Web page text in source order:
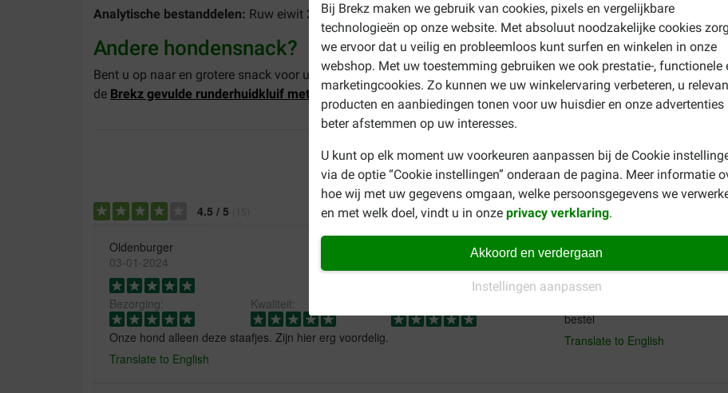
Bij Brekz maken we gebruik van cookies, pixels en vergelijkbare
technologieën op onze website. Met absoluut noodzakelijke cookies
we ervoor dat u veilig en probleemloos kunt surfen en winkelen in onze
webshop. Met uw toestemming gebruiken we ook prestatie-, functionele
marketingcookies. Zo kunnen we uw winkelervaring verbeteren, u
producten en aanbiedingen tonen voor uw huisdier en onze advertenties
beter afstemmen op uw interesses.
U kunt op elk moment uw voorkeuren aanpassen bij de Cookie
via de optie “Cookie instellingen” onderaan de pagina. Meer informatie
hoe wij met uw gegevens omgaan, welke persoonsgegevens we
en met welk doel, vindt u in onze privacy verklaring.
Akkoord en verdergaan
Instellingen aanpassen
Analytische bestanddelen: Ruw eiwit 20%, ruw vet 8%, ruwe as 3%, ruwe celstof 3%, vocht 16%
Andere hondensnack?
Bent u op naar en grotere snack voor uw hond? Bekijk dan onze natuurlijkekauwproductenassortiment voor
de Brekz gevulde runderhuidkluif met pens.
4.5 / 5
Oldenburger
03-01-2024
Bezorging: Kwaliteit:
Onze hond alleen deze staafjes. Zijn hier erg voordelig.
Translate to English
irma
30-12-2018
Prima staafjes meebesteld
bestel
Translate to English